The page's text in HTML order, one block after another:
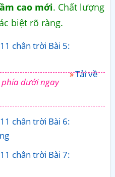
cao mới. Chất lượng
biệt rõ ràng.
chân trời Bài 5:
Tải về
phía dưới ngay
chân trời Bài 6:
chân trời Bài 7: